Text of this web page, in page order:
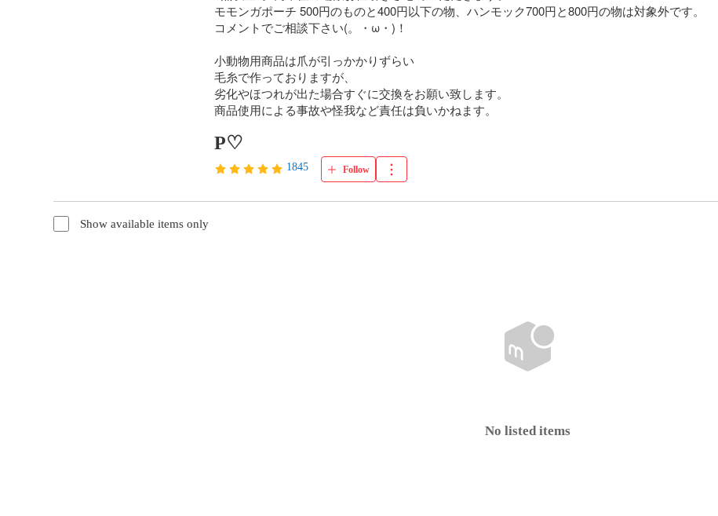
P♡
1845 Follow
モモンガポーチ 500円のものと400円以下の物、ハンモック700円と800円の物は対象外です。
コメントでご相談下さい(。・ω・)！
小動物用商品は爪が引っかかりずらい
毛糸で作っておりますが、
劣化やほつれが出た場合すぐに交換をお願い致します。
商品使用による事故や怪我など責任は負いかねます。
Show available items only
No listed items